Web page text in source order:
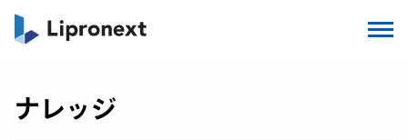
ナレッジ